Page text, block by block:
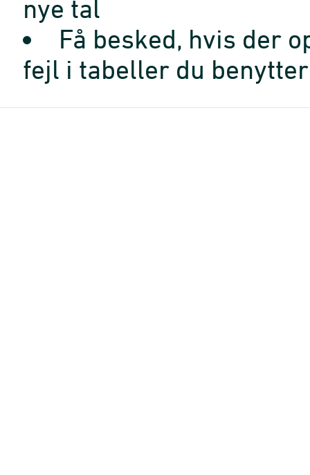
nye tal
Få besked, hvis der
fejl i tabeller du benytter